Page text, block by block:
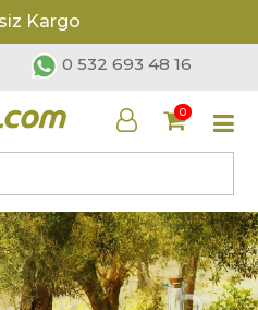
Kargo
0 532 693 48 16
0